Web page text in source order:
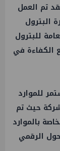
تم العمل
البترول
للبترول
الكفاءة في
للموارد
حيث تم
بالموارد
الرقمي